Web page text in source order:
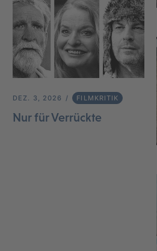
DEZ. 3, 2026 FILMKRITIK
Nur für Verrückte